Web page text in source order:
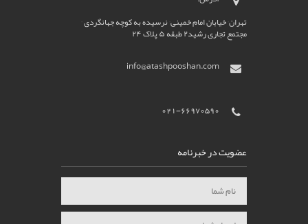
مجتمع تجاری رشید۲ طبقه ۵ پلاک ۲۴
info@atashpooshan.com
021-66970590
عضویت در خبرنامه